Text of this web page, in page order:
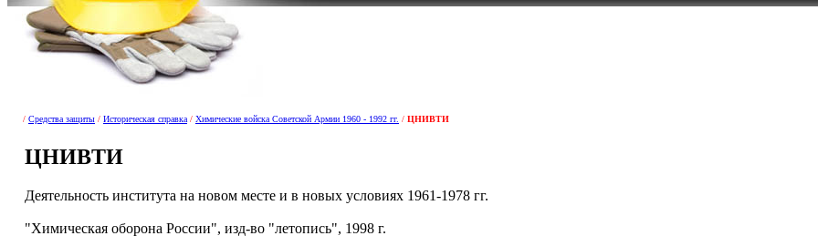
/ Средства защиты / Историческая справка / Химические войска Советской Армии 1960 - 1992 гг. / ЦНИВТИ
ЦНИВТИ
Деятельность института на новом месте и в новых условиях 1961-1978 гг.
"Химическая оборона России", изд-во "летопись", 1998 г.